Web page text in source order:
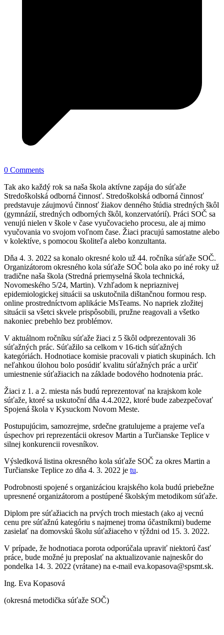
0 Comments
Tak ako každý rok sa naša škola aktívne zapája do súťaže
Stredoškolská odborná činnosť. Stredoškolská odborná činnosť
predstavuje záujmovú činnosť žiakov denného štúdia stredných škôl
(gymnázií, stredných odborných škôl, konzervatórií). Práci SOČ sa
venujú nielen v škole v čase vyučovacieho procesu, ale aj mimo
vyučovania vo svojom voľnom čase. Žiaci pracujú samostatne alebo
v kolektíve, s pomocou školiteľa alebo konzultanta.
Dňa 4. 3. 2022 sa konalo okresné kolo už 44. ročníka súťaže SOČ.
Organizátorom okresného kola súťaže SOČ bola ako po iné roky už
tradične naša škola (Stredná priemyselná škola technická,
Novomeského 5/24, Martin). Vzhľadom k nepriaznivej
epidemiologickej situácii sa uskutočnila dištančnou formou resp.
online prostredníctvom aplikácie MsTeams. No napriek zložitej
situácii sa všetci skvele prispôsobili, pružne reagovali a všetko
nakoniec prebehlo bez problémov.
V aktuálnom ročníku súťaže žiaci z 5 škôl odprezentovali 36
súťažných prác. Súťažilo sa celkom v 16-tich súťažných
kategóriách. Hodnotiace komisie pracovali v piatich skupinách. Ich
neľahkou úlohou bolo posúdiť kvalitu súťažných prác a určiť
umiestnenie súťažiacich na základe bodového hodnotenia prác.
Žiaci z 1. a 2. miesta nás budú reprezentovať na krajskom kole
súťaže, ktoré sa uskutoční dňa 4.4.2022, ktoré bude zabezpečovať
Spojená škola v Kysuckom Novom Meste.
Postupujúcim, samozrejme, srdečne gratulujeme a prajeme veľa
úspechov pri reprezentácii okresov Martin a Turčianske Teplice v
silnej konkurencii rovesníkov.
Výsledková listina okresného kola súťaže SOČ za okres Martin a
Turčianske Teplice zo dňa 4. 3. 2022 je tu.
Podrobnosti spojené s organizáciou krajského kola budú priebežne
upresnené organizátorom a postúpené školským metodikom súťaže.
Diplom pre súťažiacich na prvých troch miestach (ako aj vecnú
cenu pre súťažnú kategóriu s najmenej troma účastníkmi) budeme
zasielať na domovskú školu súťažiaceho v týždni od 15. 3. 2022.
V prípade, že hodnotiaca porota odporúčala upraviť niektorú časť
práce, bude možné ju preposlať na aktualizovanie najneskôr do
pondelka 14. 3. 2022 (vrátane) na e-mail eva.kopasova@spsmt.sk.
Ing. Eva Kopasová
(okresná metodička súťaže SOČ)